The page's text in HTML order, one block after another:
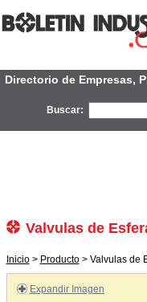
Directorio de Empresas,
Buscar:
Valvulas de
Inicio> Producto> Valvulas de
Expandir Imagen